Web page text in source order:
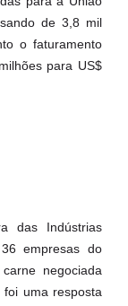
de 3,8 mil
o faturamento
para US$
das Indústrias
empresas do
negociada
foi uma resposta